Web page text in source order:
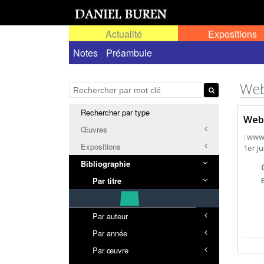
Actualité Expositions
Notes
Préambule
Rechercher par type
Œuvres
Expositions
Bibliographie
Par titre
Par auteur
Par année
Par œuvre
:
1er